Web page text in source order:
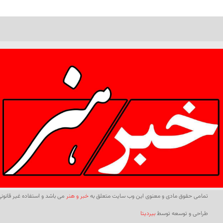
تمامی حقوق مادی و معنوی این وب سایت متعلق بهخبر و هنر می باشد و استفاده غیر
طراحی و توسعه توسطبیردیتا